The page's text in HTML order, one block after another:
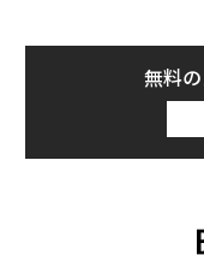
再びその座を失う
フォーブスのリア
と、TikTok親会社
ャン・イーミン）
無料